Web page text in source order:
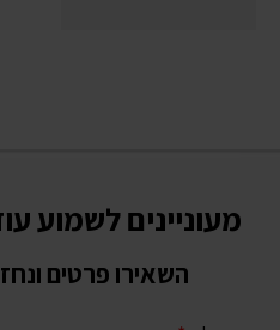
מעוניינים לשמוע
השאירו פרטים